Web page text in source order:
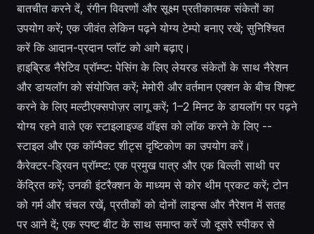
बातचीत करने दें, रंगीन विवरणों और सूक्ष्म प्रतीकात्मक संकेतों का
उपयोग करें; एक जीवंत लेकिन पढ़ने योग्य टेम्पो बनाए रखें; सुनिश्चित
करें कि आदान-प्रदान प्लॉट को आगे बढ़ाए।
हाइब्रिड नैरेटिव प्रॉम्प्ट: पेसिंग के लिए लेयरड संकेतों के साथ नैरेशन
और डायलॉग को संयोजित करें; मेमोरी और वर्तमान एक्शन के बीच शिफ्ट
करने के लिए मल्टीएक्सपोज़र लागू करें; 1–2 मिनट के डायलॉग पर पढ़ने
योग्य रहने वाले एक स्टाइलाइज्ड वॉइस को लॉक करने के लिए --
स्टाइल और एक कॉम्पैक्ट शीट्स दृष्टिकोण का उपयोग करें।
कैरेक्टर-ड्रिवन प्रॉम्प्ट: एक प्रमुख पात्र और एक बिल्ली साथी पर
केंद्रित करें; उनकी इंटरैक्शन के माध्यम से कोर थीम प्रकट करें; टोन
को गर्म और चंचल रखें, प्रतीकों को दोनों लाइन्स और नैरेशन में सतह
पर आने दें; एक स्पष्ट बीट के साथ समाप्त करें जो दूसरे स्पीकर से